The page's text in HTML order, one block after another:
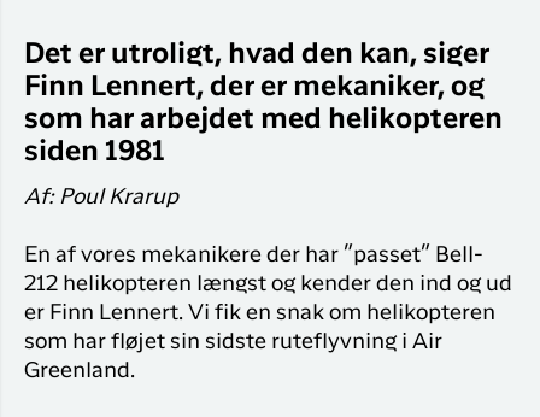
Flyrejser til
Har du glemt din adgangskode?
Ny Profil
Tilmeld dig gratis Club Timmisa og få en
masse eksklusive fordele. Læs mere om
Tilmeld dig Club Timmisa
Det er utroligt, hvad den kan, siger
Finn Lennert, der er mekaniker, og
som har arbejdet med helikopteren
siden 1981
Af: Poul Krarup
En af vores mekanikere der har ”passet” Bell-
212 helikopteren længst og kender den ind og ud
er Finn Lennert. Vi fik en snak om helikopteren
som har fløjet sin sidste ruteflyvning i Air
Greenland.